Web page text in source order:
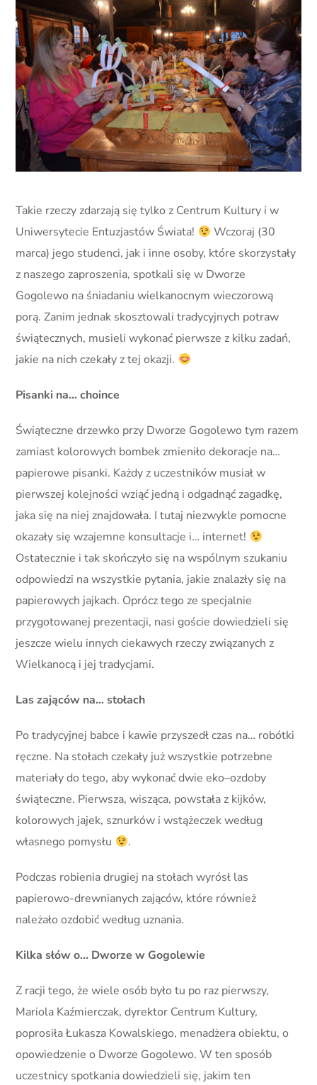
Takie rzeczy zdarzają się tylko z Centrum Kultury i w
Uniwersytecie Entuzjastów Świata!
Wczoraj (30
marca) jego studenci, jak i inne osoby, które skorzystały
z naszego zaproszenia, spotkali się w Dworze
Gogolewo na śniadaniu wielkanocnym wieczorową
porą. Zanim jednak skosztowali tradycyjnych potraw
świątecznych, musieli wykonać pierwsze z kilku zadań,
jakie na nich czekały z tej okazji.
Pisanki na… choince
Świąteczne drzewko przy Dworze Gogolewo tym razem
zamiast kolorowych bombek zmieniło dekoracje na…
papierowe pisanki. Każdy z uczestników musiał w
pierwszej kolejności wziąć jedną i odgadnąć zagadkę,
jaka się na niej znajdowała. I tutaj niezwykle pomocne
okazały się wzajemne konsultacje i… internet!
Ostatecznie i tak skończyło się na wspólnym szukaniu
odpowiedzi na wszystkie pytania, jakie znalazły się na
papierowych jajkach. Oprócz tego ze specjalnie
przygotowanej prezentacji, nasi goście dowiedzieli się
jeszcze wielu innych ciekawych rzeczy związanych z
Wielkanocą i jej tradycjami.
Las zająców na… stołach
Po tradycyjnej babce i kawie przyszedł czas na… robótki
ręczne. Na stołach czekały już wszystkie potrzebne
materiały do tego, aby wykonać dwie eko–ozdoby
świąteczne. Pierwsza, wisząca, powstała z kijków,
kolorowych jajek, sznurków i wstążeczek według
własnego pomysłu
.
Podczas robienia drugiej na stołach wyrósł las
papierowo-drewnianych zająców, które również
należało ozdobić według uznania.
Kilka słów o… Dworze w Gogolewie
Z racji tego, że wiele osób było tu po raz pierwszy,
Mariola Kaźmierczak, dyrektor Centrum Kultury,
poprosiła Łukasza Kowalskiego, menadżera obiektu, o
opowiedzenie o Dworze Gogolewo. W ten sposób
uczestnicy spotkania dowiedzieli się, jakim ten